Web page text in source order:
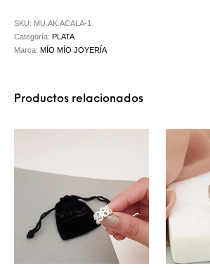
SKU: MU.AK.ACALA-1
Categoría:PLATA
Marca:MÍO MÍO JOYERÍA
Productos relacionados